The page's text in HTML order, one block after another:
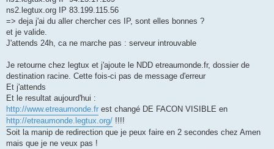
ns2.legtux.org IP 83.199.115.56
=> deja j'ai du aller chercher ces IP, sont elles bonnes ?
et je valide.
J'attends 24h, ca ne marche pas : serveur introuvable
Je retourne chez legtux et j'ajoute le NDD etreaumonde.fr, dossier de
destination racine. Cette fois-ci pas de message d'erreur
Et j'attends
Et le resultat aujourd'hui :
http://www.etreaumonde.fr est changé DE FACON VISIBLE en
http://etreaumonde.legtux.org/ !!!!
Soit la manip de redirection que je peux faire en 2 secondes chez Amen
mais que je ne veux pas !